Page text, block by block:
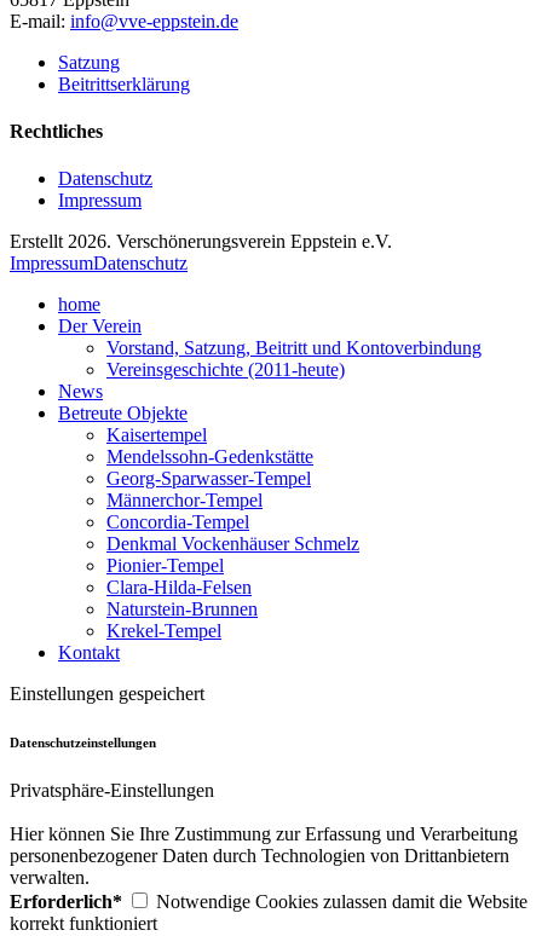
E-mail: info@vve-eppstein.de
Satzung
Beitrittserklärung
Rechtliches
Datenschutz
Impressum
Erstellt 2026. Verschönerungsverein Eppstein e.V.
ImpressumDatenschutz
home
Der Verein
Vorstand, Satzung, Beitritt und Kontoverbindung
Vereinsgeschichte (2011-heute)
News
Betreute Objekte
Kaisertempel
Mendelssohn-Gedenkstätte
Georg-Sparwasser-Tempel
Männerchor-Tempel
Concordia-Tempel
Denkmal Vockenhäuser Schmelz
Pionier-Tempel
Clara-Hilda-Felsen
Naturstein-Brunnen
Krekel-Tempel
Kontakt
Einstellungen gespeichert
Datenschutzeinstellungen
Privatsphäre-Einstellungen
Hier können Sie Ihre Zustimmung zur Erfassung und Verarbeitung
personenbezogener Daten durch Technologien von Drittanbietern
verwalten.
Erforderlich*
Notwendige Cookies zulassen damit die Website
korrekt funktioniert